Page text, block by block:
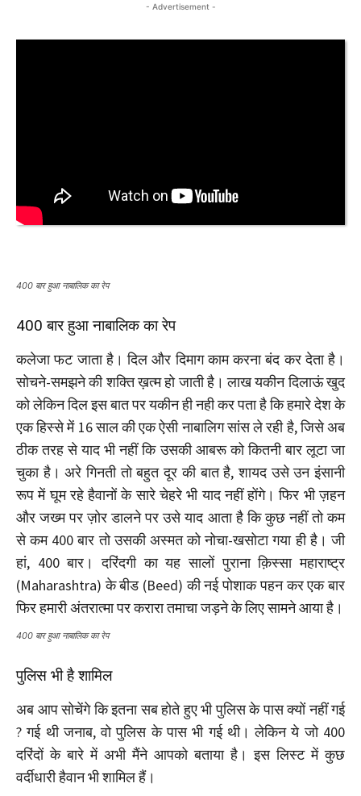
- Advertisement -
400 बार हुआ नाबालिक का रेप
400 बार हुआ नाबालिक का रेप
कलेजा फट जाता है। दिल और दिमाग काम करना बंद कर देता है।
सोचने-समझने की शक्ति ख़त्म हो जाती है। लाख यकीन दिलाऊं खुद
को लेकिन दिल इस बात पर यकीन ही नही कर पता है कि हमारे देश के
एक हिस्से में 16 साल की एक ऐसी नाबालिग सांस ले रही है, जिसे अब
ठीक तरह से याद भी नहीं कि उसकी आबरू को कितनी बार लूटा जा
चुका है। अरे गिनती तो बहुत दूर की बात है, शायद उसे उन इंसानी
रूप में घूम रहे हैवानों के सारे चेहरे भी याद नहीं होंगे। फिर भी ज़हन
और जख्म पर ज़ोर डालने पर उसे याद आता है कि कुछ नहीं तो कम
से कम 400 बार तो उसकी अस्मत को नोचा-खसोटा गया ही है। जी
हां, 400 बार। दरिंदगी का यह सालों पुराना क़िस्सा महाराष्ट्र
(Maharashtra) के बीड (Beed) की नई पोशाक पहन कर एक बार
फिर हमारी अंतरात्मा पर करारा तमाचा जड़ने के लिए सामने आया है।
400 बार हुआ नाबालिक का रेप
पुलिस भी है शामिल
अब आप सोचेंगे कि इतना सब होते हुए भी पुलिस के पास क्यों नहीं गई
? गई थी जनाब, वो पुलिस के पास भी गई थी। लेकिन ये जो 400
दरिंदों के बारे में अभी मैंने आपको बताया है। इस लिस्ट में कुछ
वर्दीधारी हैवान भी शामिल हैं।